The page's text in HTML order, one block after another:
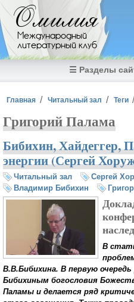
Перейти к основному содержанию
Омилия
Международный
литературный клуб
☰ Разделы
Вы здесь
Главная Читальный зал Теги
Григорий Палама
Бибихин, Хайдеггер,
энергии (Сергей
Читальный зал Сергей
Владимир Бибихин
В
В.В.Бибихина. В первую
Бибихиным богословия
Паламы и делается ряд